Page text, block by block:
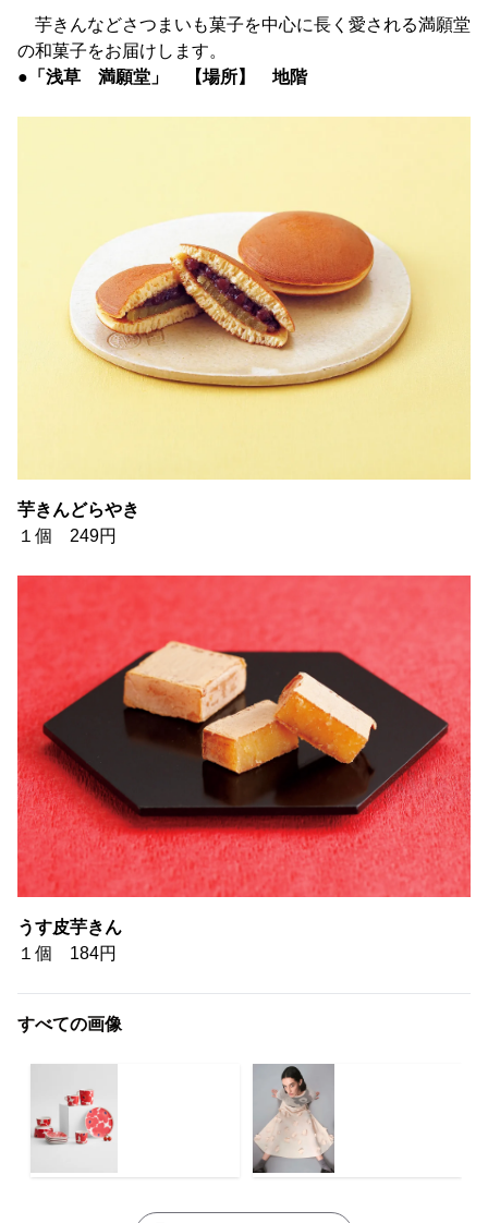
芋きんなどさつまいも菓子を中心に長く愛される満願堂
の和菓子をお届けします。
●「浅草 満願堂」 【場所】 地階
芋きんどらやき
１個 249円
うす皮芋きん
１個 184円
すべての画像